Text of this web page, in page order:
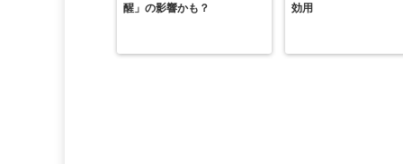
醒」の影響かも？
効用